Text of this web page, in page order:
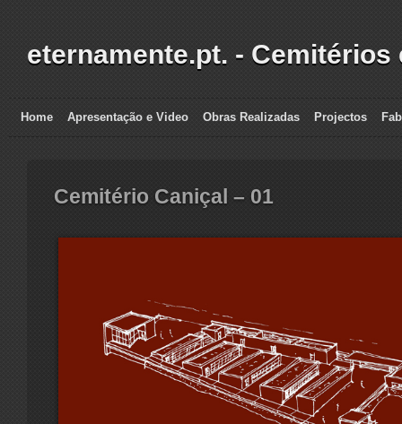
eternamente.pt. - Cemitérios
Home Apresentação e Video Obras Realizadas Projectos
Cemitério Caniçal – 01